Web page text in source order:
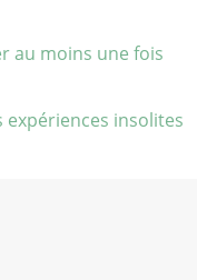
au moins une fois
expériences insolites